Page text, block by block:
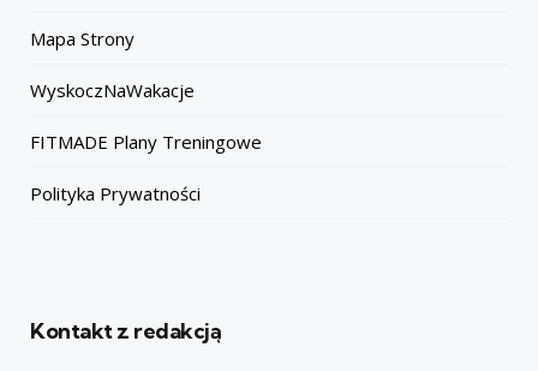
Mapa Strony
WyskoczNaWakacje
FITMADE Plany Treningowe
Polityka Prywatności
Kontakt z redakcją